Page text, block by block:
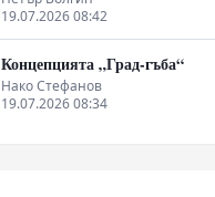
19.07.2026 08:42
Концепцията „Град-гъба“
Нако Стефанов
19.07.2026 08:34